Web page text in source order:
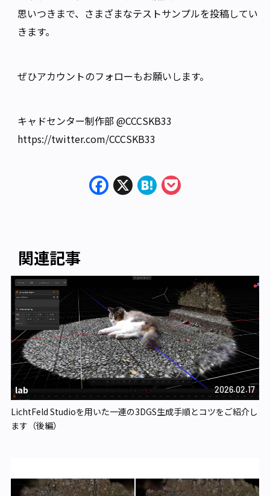
思いつきまで、さまざまなテストサンプルを投稿してい
きます。
ぜひアカウントのフォローもお願いします。
キャドセンター制作部 @CCCSKB33
https://twitter.com/CCCSKB33
Facebook
X Hatena
関連記事
lab 2026.02.17
LichtFeld Studioを用いた一連の3DGS生成手順とコツをご紹介し
ます（後編）